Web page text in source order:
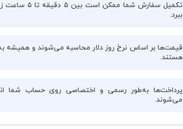
تکمیل سفارش شما ممکن است بین ۵
ببرد.
قیمت‌ها بر اساس نرخ روز دلار محاسبه می‌شوند و همیشه
هستند.
پرداخت‌ها به‌طور رسمی و اختصاصی روی حساب شما
می‌شوند.